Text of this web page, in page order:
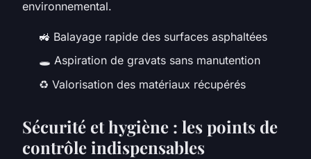
environnemental.
🚜 Balayage rapide des surfaces asphaltées
🕳️ Aspiration de gravats sans manutention
♻️ Valorisation des matériaux récupérés
Sécurité et hygiène : les points de
contrôle indispensables